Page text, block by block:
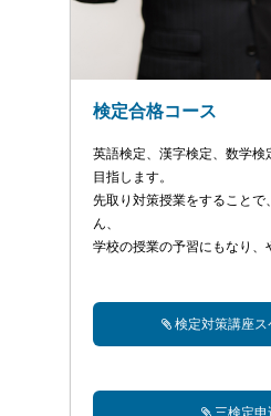
検定合格コース
英語検定、漢字検定、数学検
目指します。
先取り対策授業をすることで
ん、
学校の授業の予習にもなり、
検定対策講座
三検定申